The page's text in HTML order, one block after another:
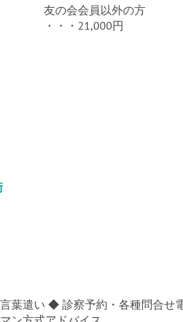
友の会会員以外の方
・・・21,000円
葉遣い ◆ 診察予約・各種問合